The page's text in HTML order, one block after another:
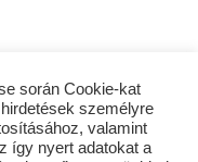
során Cookie-kat
személyre
valamint
így nyert adatokat a